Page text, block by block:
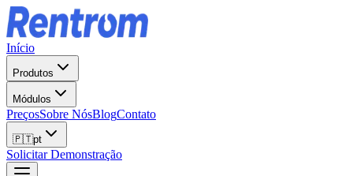
Início
Produtos
Módulos
PreçosSobre NósBlogContato
🇵🇹pt
Solicitar Demonstração